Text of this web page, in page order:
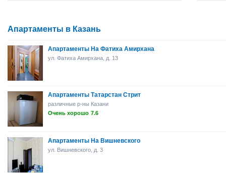
Апартаменты в Казань
Апартаменты На Фатиха Амирхана
ул. Фатиха Амирхана, д. 13
Апартаменты Татарстан Стрит
различные р-ны Казани
Очень хорошо 7.6
Апартаменты На Вишневского
ул. Вишневского, д. 3